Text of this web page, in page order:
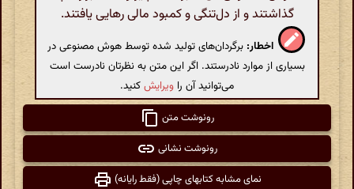
گذاشتند و از دل‌تنگی و کمبود مالی رهایی یافتند.
اخطار: برگردان‌های تولید شده توسط هوش مصنوعی در
بسیاری از موارد نادرستند. اگر این متن به نظرتان نادرست است
می‌توانید آن را ویرایشکنید.
رونوشت متن
رونوشت نشانی
نمای مشابه کتابهای چاپی (فقط رایانه)